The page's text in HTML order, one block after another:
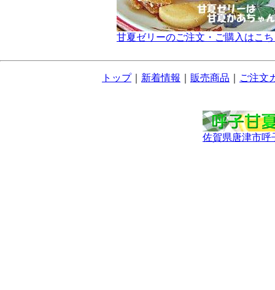
甘夏ゼリーのご注文・ご購入はこ
トップ｜ 新着情報 販売商品 ご注文
佐賀県唐津市呼